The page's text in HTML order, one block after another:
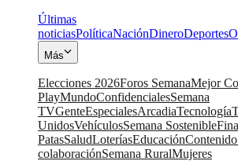
Últimas
noticiasPolíticaNaciónDineroDeportes
Más
Elecciones 2026Foros SemanaMejor
PlayMundoConfidencialesSemana
TVGenteEspecialesArcadiaTecnología
UnidosVehículosSemana Sostenible
PatasSaludLoteríasEducación
colaboraciónSemana RuralMujeres